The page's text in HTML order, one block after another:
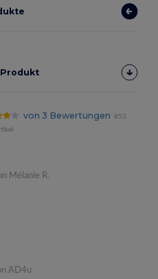
von 3 Bewertungen
853
Mélanie R.
AD4u